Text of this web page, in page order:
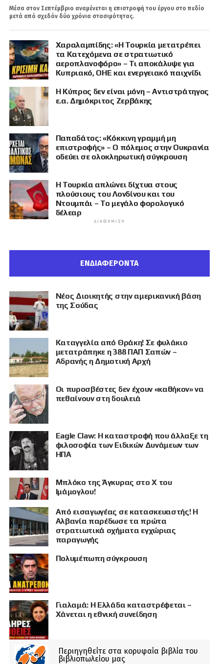
Μέσα στον Σεπτέμβριο αναμένεται η επιστροφή του έργου στο πεδίο
μετά από σχεδόν δύο χρόνια στασιμότητας.
Χαραλαμπίδης: «Η Τουρκία μετατρέπει
τα Κατεχόμενα σε στρατιωτικό
αεροπλανοφόρο» – Τι αποκάλυψε για
Κυπριακό, ΟΗΕ και ενεργειακό παιχνίδι
Η Κύπρος δεν είναι μόνη – Αντιστράτηγος
ε.α. Δημόκριτος Ζερβάκης
Παπαδάτος: «Κόκκινη γραμμή μη
επιστροφής» – Ο πόλεμος στην Ουκρανία
οδεύει σε ολοκληρωτική σύγκρουση
Η Τουρκία απλώνει δίχτυα στους
πλούσιους του Λονδίνου και του
Ντουμπάι – Το μεγάλο φορολογικό
δέλεαρ
ΔΙΑΦΉΜΙΣΗ
ΕΝΔΙΑΦΕΡΟΝΤΑ
Νέος Διοικητής στην αμερικανική βάση
της Σούδας
Καταγγελία από Θράκη! Σε φυλάκιο
μετατράπηκε η 388 ΠΑΠ Σαπών –
Αδρανής η Δημοτική Αρχή
Οι πυροσβέστες δεν έχουν «καθήκον» να
πεθαίνουν στη δουλειά
Eagle Claw: Η καταστροφή που άλλαξε τη
φιλοσοφία των Ειδικών Δυνάμεων των
ΗΠΑ
Μπλόκο της Άγκυρας στο X του
Ιμάμογλου!
Από εισαγωγέας σε κατασκευαστής! Η
Αλβανία παρέδωσε τα πρώτα
στρατιωτικά οχήματα εγχώριας
παραγωγής
Πολυμέπωπη σύγκρουση
Γιαλαμά: Η Ελλάδα καταστρέφεται –
Χάνεται η εθνική συνείδηση
Περιηγηθείτε στα κορυφαία βιβλία του
βιβλιοπωλείου μας